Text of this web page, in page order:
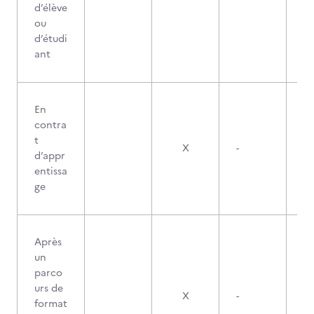
d’élève
ou
d’étudi
ant
En
contra
t
d’appr
entissa
ge
X -
Après
un
parco
urs de
format
X -